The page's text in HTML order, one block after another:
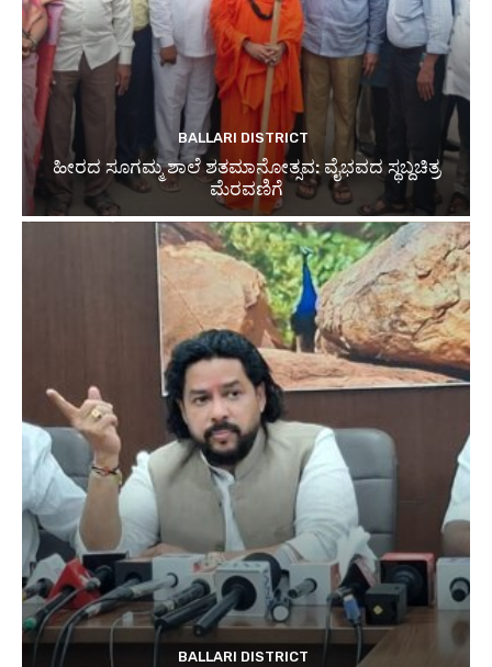
BALLARI DISTRICT
ಹೀರದ ಸೂಗಮ್ಮ ಶಾಲೆ ಶತಮಾನೋತ್ಸವ: ವೈಭವದ ಸ್ಥಬ್ದಚಿತ್ರ
ಮೆರವಣಿಗೆ
BALLARI DISTRICT